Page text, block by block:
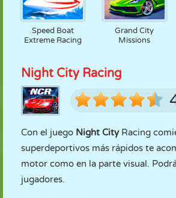
Speed Boat
Extreme Racing
Grand City
Missions
Night City Racing
Con el juego Night CityRacing
superdeportivos más rápidos te
motor como en la parte visual.
jugadores.